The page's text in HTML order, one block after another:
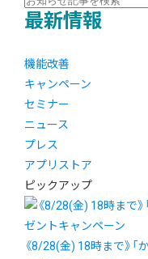
最新情報
機能改善
キャンペーン
セミナー
ニュース
プレス
アプリストア
ピックアップ
《8/28(金) 18時まで》